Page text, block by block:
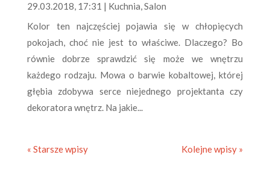
29.03.2018, 17:31 | Kuchnia,Salon
Kolor ten najczęściej pojawia się w chłopięcych
pokojach, choć nie jest to właściwe. Dlaczego? Bo
równie dobrze sprawdzić się może we wnętrzu
każdego rodzaju. Mowa o barwie kobaltowej, której
głębia zdobywa serce niejednego projektanta czy
dekoratora wnętrz. Na jakie...
« Starsze wpisy Kolejne wpisy »